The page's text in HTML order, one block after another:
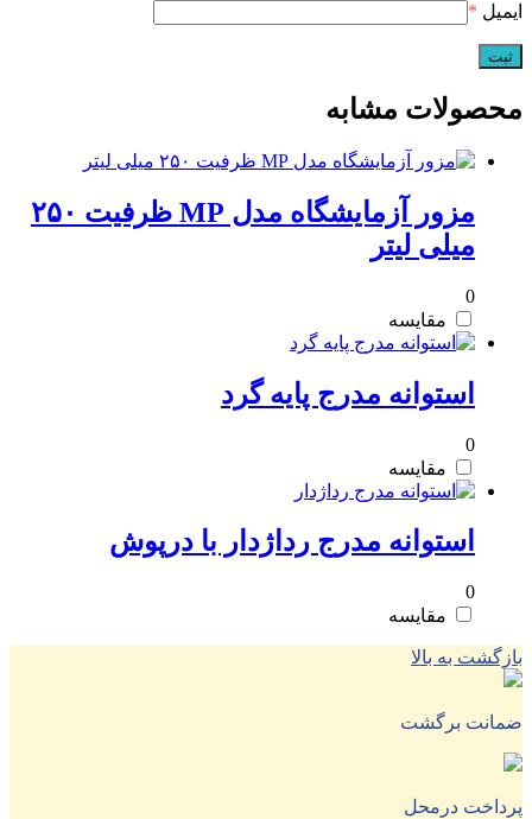
ایمیل *
محصولات مشابه
مزور آزمایشگاه مدل MP ظرفیت ۲۵۰
میلی لیتر
0
مقایسه
استوانه مدرج پایه گرد
0
مقایسه
استوانه مدرج رداژدار با درپوش
0
مقایسه
بازگشت به بالا
ضمانت برگشت
پرداخت درمحل